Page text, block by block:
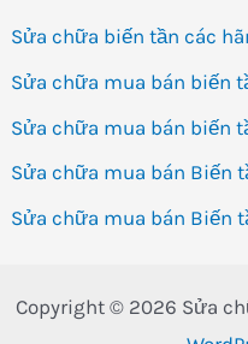
Sửa chữa biến tần các
Sửa chữa mua bán biến
Sửa chữa mua bán biến
Sửa chữa mua bán Biến
Sửa chữa mua bán Biến
Copyright © 2026 Sửa